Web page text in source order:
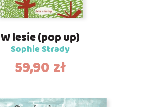
W lesie (pop up)
Sophie Strady
59,90zł